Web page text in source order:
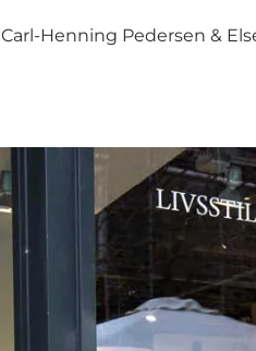
Carl-Henning Pedersen &